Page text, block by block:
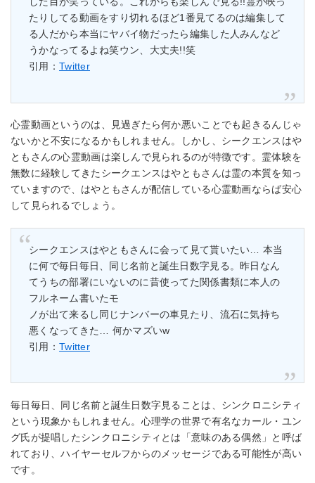
たりしてる動画をすり切れるほど1番見てるのは編集して
る人だから本当にヤバイ物だったら編集した人みんなど
うかなってるよね笑ウン、大丈夫!!笑
引用：Twitter
心霊動画というのは、見過ぎたら何か悪いことでも起きるんじゃ
ないかと不安になるかもしれません。しかし、シークエンスはや
ともさんの心霊動画は楽しんで見られるのが特徴です。霊体験を
無数に経験してきたシークエンスはやともさんは霊の本質を知っ
ていますので、はやともさんが配信している心霊動画ならば安心
して見られるでしょう。
シークエンスはやともさんに会って見て貰いたい… 本当
に何で毎日毎日、同じ名前と誕生日数字見る。昨日なん
てうちの部署にいないのに昔使ってた関係書類に本人の
フルネーム書いたモ
ノが出て来るし同じナンバーの車見たり、流石に気持ち
悪くなってきた… 何かマズいw
引用：Twitter
毎日毎日、同じ名前と誕生日数字見ることは、シンクロニシティ
という現象かもしれません。心理学の世界で有名なカール・ユン
グ氏が提唱したシンクロニシティとは「意味のある偶然」と呼ば
れており、ハイヤーセルフからのメッセージである可能性が高い
です。